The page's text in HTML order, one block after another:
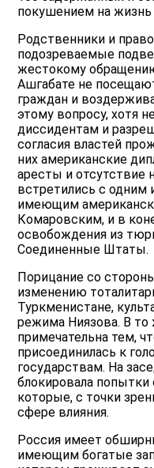
покушением на жизнь
Родственники и
подозреваемые
жестокому
Ашгабате не
граждан и
этому вопросу, хотя
диссидентам и
согласия властей
них американские
аресты и
встретились с одним
имеющим
Комаровским, и в
освобождения из
Соединенные Штаты.
Порицание со
изменению
Туркменистане,
режима Ниязова. В
примечательна тем,
присоединилась к
государствам. На
блокировала
которые, с точки
сфере влияния.
Россия имеет
имеющим богатые